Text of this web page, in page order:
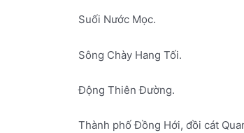
Suối Nước Mọc.
Sông Chày Hang Tối.
Động Thiên Đường.
Thành phố Đồng Hới, đồi cát